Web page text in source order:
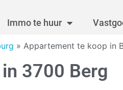
Immo te huur
» Appartement te koop in
3700 Berg